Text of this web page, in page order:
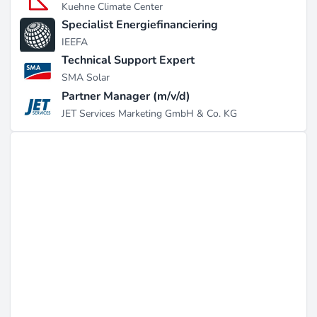
Recente Ontwikkelingen
In de afgelopen twee jaar heeft Ascend Analytics
aanzienlijke vooruitgang geboekt in het verbeteren van
publicatie van zijn eerste Energie Transitie
Voorspellingen op 14 januari 2025, die kritieke trends
Kuehne Climate Center
Specialist Energiefinanciering
IEEFA
Technical Support Expert
SMA Solar
Partner Manager (m/v/d)
JET Services Marketing GmbH & Co. KG